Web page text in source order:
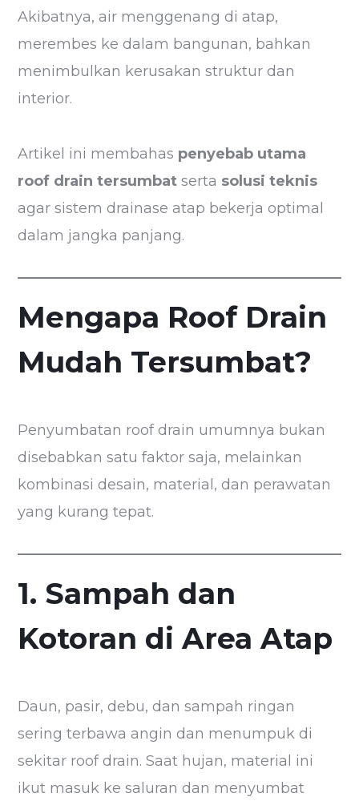
Akibatnya, air menggenang di atap,
merembes ke dalam bangunan, bahkan
menimbulkan kerusakan struktur dan
interior.
Artikel ini membahas penyebab utama
roof drain tersumbat serta solusi teknis
agar sistem drainase atap bekerja optimal
dalam jangka panjang.
Mengapa Roof Drain
Mudah Tersumbat?
Penyumbatan roof drain umumnya bukan
disebabkan satu faktor saja, melainkan
kombinasi desain, material, dan perawatan
yang kurang tepat.
1. Sampah dan
Kotoran di Area Atap
Daun, pasir, debu, dan sampah ringan
sering terbawa angin dan menumpuk di
sekitar roof drain. Saat hujan, material ini
ikut masuk ke saluran dan menyumbat